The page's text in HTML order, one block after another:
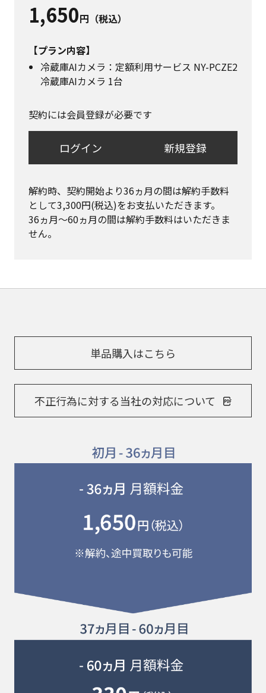
1,650円（税込）
【プラン内容】
冷蔵庫AIカメラ：定額利用サービス NY-PCZE2
冷蔵庫AIカメラ 1台
契約には会員登録が必要です
ログイン 新規登録
解約時、契約開始より36ヵ月の間は解約手数料
として3,300円(税込)をお支払いただきます。
36ヵ月〜60ヵ月の間は解約手数料はいただきま
せん。
単品購入はこちら
不正行為に対する当社の対応について